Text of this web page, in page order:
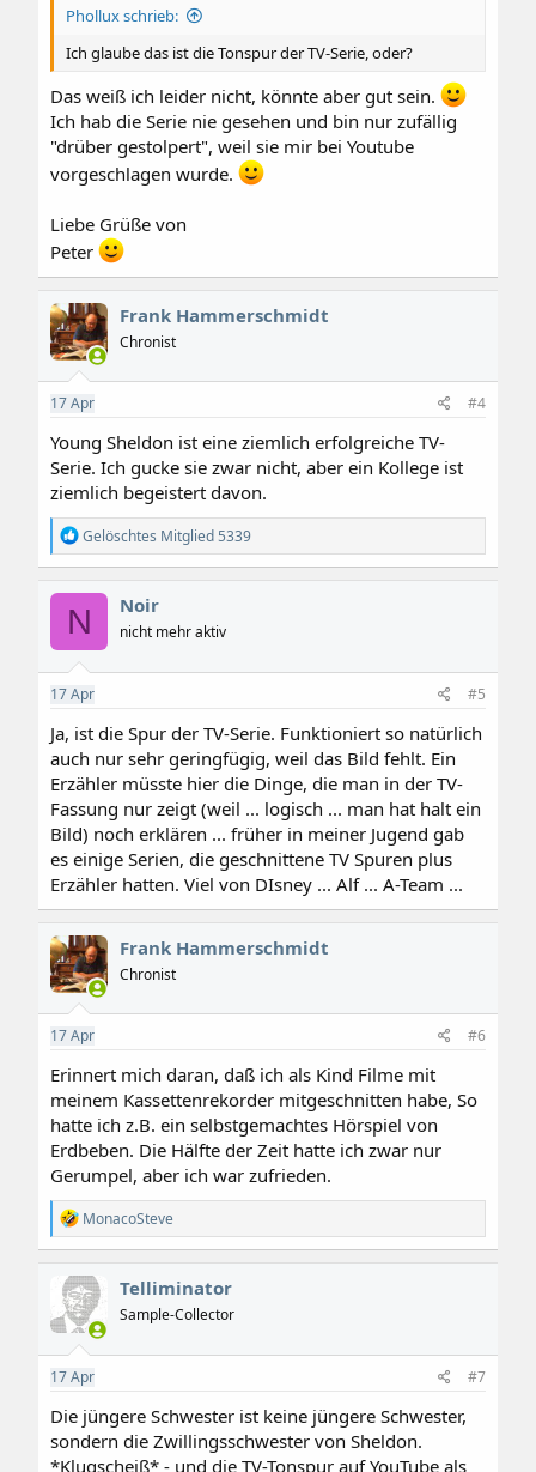
Phollux schrieb:
Ich glaube das ist die Tonspur der TV-Serie, oder?
Das weiß ich leider nicht, könnte aber gut sein.
Ich hab die Serie nie gesehen und bin nur zufällig
"drüber gestolpert", weil sie mir bei Youtube
vorgeschlagen wurde.
Liebe Grüße von
Peter
Frank Hammerschmidt
Chronist
17 Apr #4
Young Sheldon ist eine ziemlich erfolgreiche TV-
Serie. Ich gucke sie zwar nicht, aber ein Kollege ist
ziemlich begeistert davon.
R
e
a
k
t
i
o
n
e
n
Gelöschtes Mitglied 5339
N Noir
nicht mehr aktiv
17 Apr #5
Ja, ist die Spur der TV-Serie. Funktioniert so natürlich
auch nur sehr geringfügig, weil das Bild fehlt. Ein
Erzähler müsste hier die Dinge, die man in der TV-
Fassung nur zeigt (weil ... logisch ... man hat halt ein
Bild) noch erklären ... früher in meiner Jugend gab
es einige Serien, die geschnittene TV Spuren plus
Erzähler hatten. Viel von DIsney ... Alf ... A-Team ...
Frank Hammerschmidt
Chronist
17 Apr #6
Erinnert mich daran, daß ich als Kind Filme mit
meinem Kassettenrekorder mitgeschnitten habe, So
hatte ich z.B. ein selbstgemachtes Hörspiel von
Erdbeben. Die Hälfte der Zeit hatte ich zwar nur
Gerumpel, aber ich war zufrieden.
R
e
a
k
t
i
o
n
e
n
:
MonacoSteve
Telliminator
Sample-Collector
17 Apr #7
Die jüngere Schwester ist keine jüngere Schwester,
sondern die Zwillingsschwester von Sheldon.
*Klugscheiß* - und die TV-Tonspur auf YouTube als